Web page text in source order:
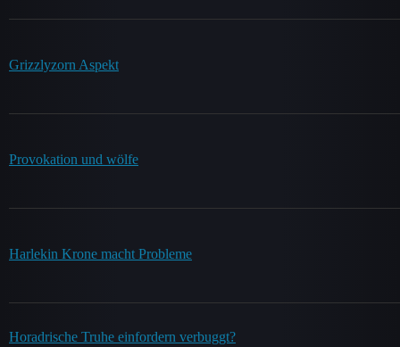
Grizzlyzorn Aspekt
Provokation und wölfe
Harlekin Krone macht Probleme
Horadrische Truhe einfordern verbuggt?